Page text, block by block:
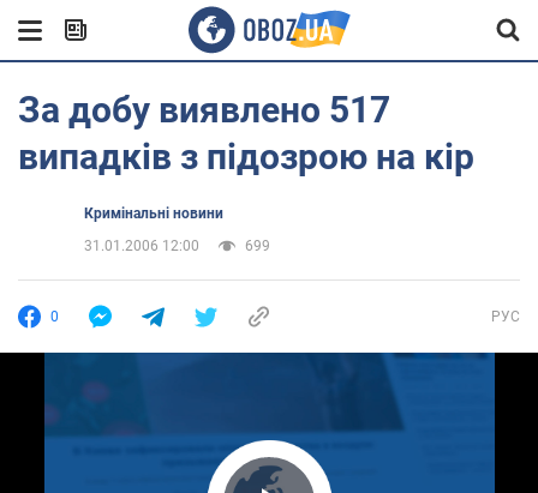
За добу виявлено 517
випадків з підозрою на кір
Кримінальні новини
31.01.2006 12:00
699
0 РУС